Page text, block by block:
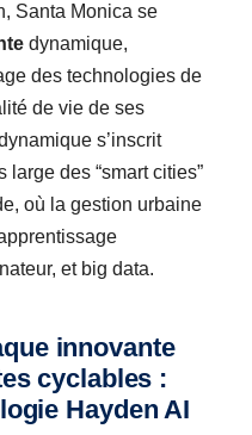
Santa Monica se
dynamique,
des technologies de
de vie de ses
s’inscrit
des “smart cities”
où la gestion urbaine
et big data.
innovante
cyclables :
Hayden AI